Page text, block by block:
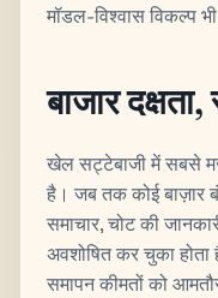
मॉडल-विश्वास विकल्प
बाजार
खेल सट्टेबाजी में सबसे
है। जब तक कोई बाज़ार
समाचार, चोट की
अवशोषित कर चुका होता
समापन कीमतों को